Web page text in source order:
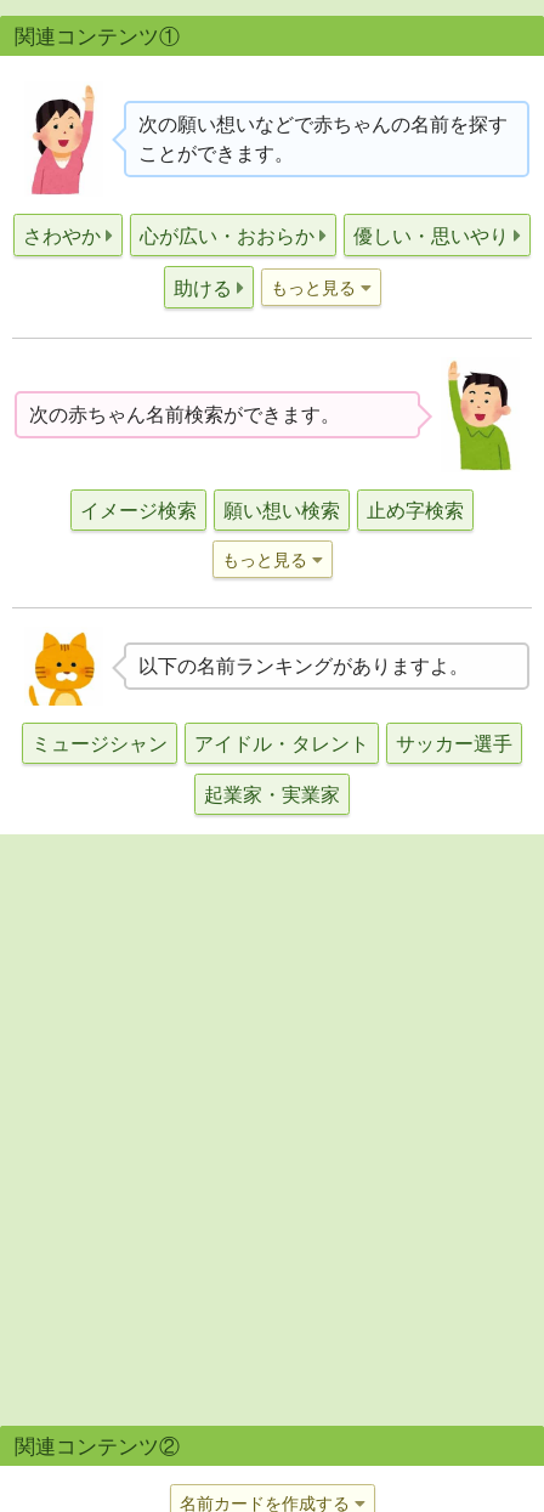
関連コンテンツ①
次の願い想いなどで赤ちゃんの名前を探す
ことができます。
さわやか 心が広い・おおらか 優しい・思いやり
助ける もっと見る
次の赤ちゃん名前検索ができます。
イメージ検索 願い想い検索 止め字検索
もっと見る
以下の名前ランキングがありますよ。
ミュージシャン アイドル・タレント サッカー選手
起業家・実業家
関連コンテンツ②
名前カードを作成する